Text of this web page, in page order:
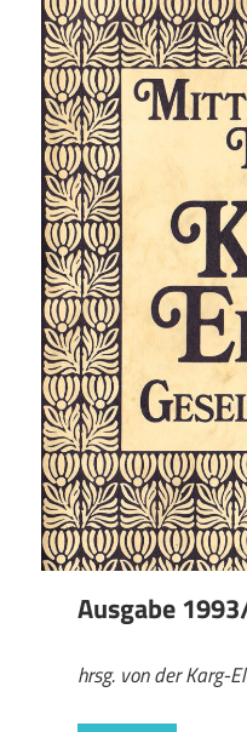
Ausgabe
hrsg. von der Karg-